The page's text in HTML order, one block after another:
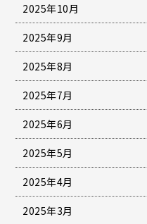
2025年10月
2025年9月
2025年8月
2025年7月
2025年6月
2025年5月
2025年4月
2025年3月